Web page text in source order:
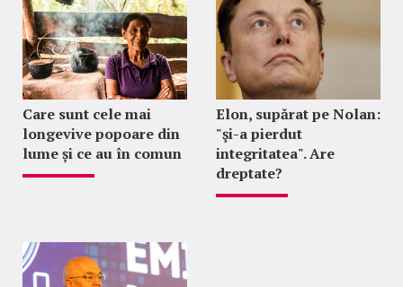
Care sunt cele mai
longevive popoare din
lume și ce au în comun
Elon, supărat pe Nolan:
"şi-a pierdut
integritatea". Are
dreptate?